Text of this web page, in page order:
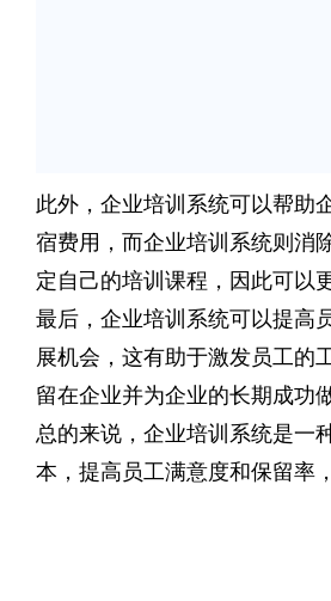
此外，企业培训系统可以帮助
宿费用，而企业培训系统则消
定自己的培训课程，因此可以
最后，企业培训系统可以提高
展机会，这有助于激发员工的
留在企业并为企业的长期成功
总的来说，企业培训系统是一
本，提高员工满意度和保留率